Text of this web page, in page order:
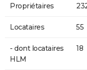
Propriétaires
Locataires 55
- dont locataires
HLM
18